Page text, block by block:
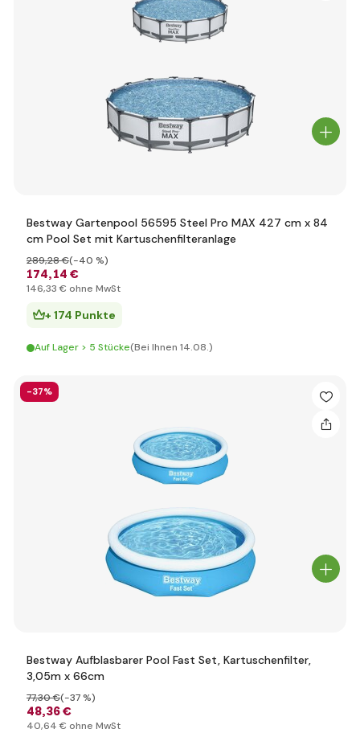
Bestway Gartenpool 56595 Steel Pro MAX 427 cm x 84
cm Pool Set mit Kartuschenfilteranlage
174,14 €
289,28 €(-40 %)
146,33 € ohne MwSt
+ 174 Punkte
Auf Lager > 5 Stücke(Bei Ihnen 14.08.)
-37%
Bestway Aufblasbarer Pool Fast Set, Kartuschenfilter,
3,05m x 66cm
48,36 €
77,30 €(-37 %)
40,64 € ohne MwSt